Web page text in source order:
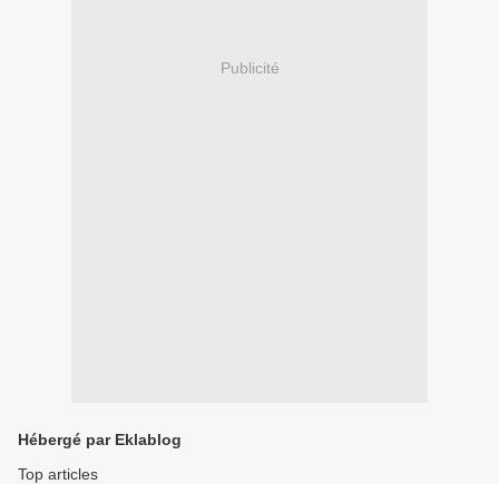
Publicité
Hébergé par Eklablog
Top articles